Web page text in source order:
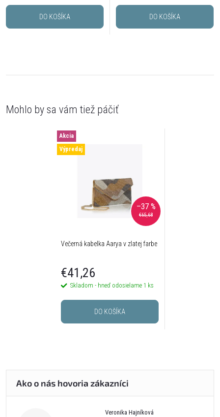
DO KOŠÍKA DO KOŠÍKA
Akcia
Výpredaj
€65,68
–37 %
Večerná kabelka Aarya v zlatej farbe
€41,26
Skladom - hneď odosielame 1 ks
DO KOŠÍKA
Veronika Hajníková